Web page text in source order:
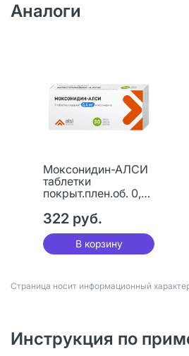
Аналоги
Моксонидин-АЛСИ
таблетки
покрыт.плен.об. 0,4
322 руб.
В корзину
Страница носит информационный
Инструкция по